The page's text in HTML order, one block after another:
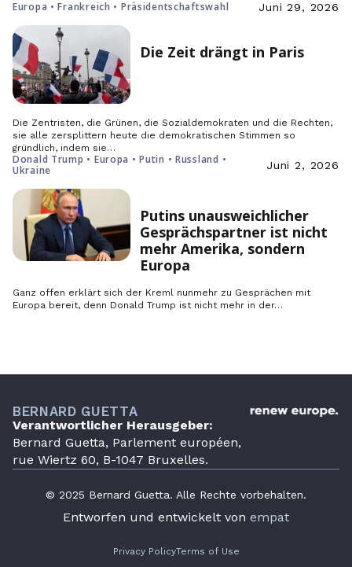
Europa • Frankreich • Präsidentschaftswahl Juni 29, 2026
Die Zeit drängt in Paris
Die Zentristen, die Grünen, die Sozialdemokraten und die Rechten,
sie alle zersplittern heute die demokratischen Stimmen so
gründlich, indem sie…
Donald Trump • Europa • Putin • Russland •
Ukraine
Juni 2, 2026
Putins unausweichlicher
Gesprächspartner ist nicht
mehr Amerika, sondern
Europa
Ganz offen erklärt sich der Kreml nunmehr zu Gesprächen mit
Europa bereit, denn Donald Trump ist nicht mehr in der…
BERNARD GUETTA
Verantwortlicher Herausgeber:
Bernard Guetta, Parlement européen,
rue Wiertz 60, B-1047 Bruxelles.
© 2025 Bernard Guetta. Alle Rechte vorbehalten.
Entworfen und entwickelt von empat
Privacy PolicyTerms of Use